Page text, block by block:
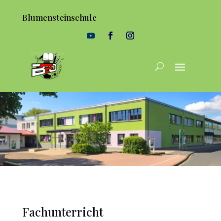
Blumensteinschule
Fachunterricht